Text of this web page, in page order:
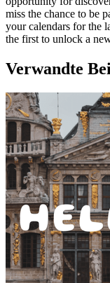
miss the chance to be
your calendars for the
the first to unlock a
Verwandte